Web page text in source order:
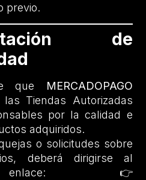
previo.
de
que
MERCADOPAGO
las Tiendas Autorizadas
por la calidad e
adquiridos.
o solicitudes sobre
deberá dirigirse al
enlace: 👉